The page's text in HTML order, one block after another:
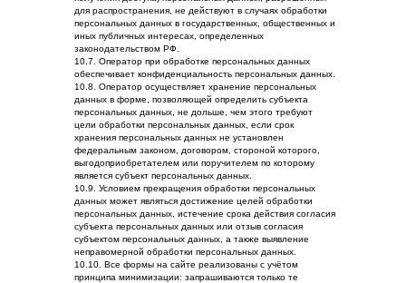
для распространения, не действуют в случаях обработки
персональных данных в государственных, общественных и
иных публичных интересах, определенных
законодательством РФ.
10.7. Оператор при обработке персональных данных
обеспечивает конфиденциальность персональных данных.
10.8. Оператор осуществляет хранение персональных
данных в форме, позволяющей определить субъекта
персональных данных, не дольше, чем этого требуют
цели обработки персональных данных, если срок
хранения персональных данных не установлен
федеральным законом, договором, стороной которого,
выгодоприобретателем или поручителем по которому
является субъект персональных данных.
10.9. Условием прекращения обработки персональных
данных может являться достижение целей обработки
персональных данных, истечение срока действия согласия
субъекта персональных данных или отзыв согласия
субъектом персональных данных, а также выявление
неправомерной обработки персональных данных.
10.10. Все формы на сайте реализованы с учётом
принципа минимизации: запрашиваются только те